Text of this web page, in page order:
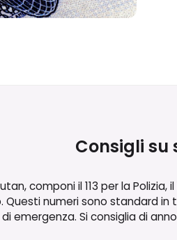
Consigli su
componi il 113 per la Polizia,
Questi numeri sono standard
emergenza. Si consiglia di